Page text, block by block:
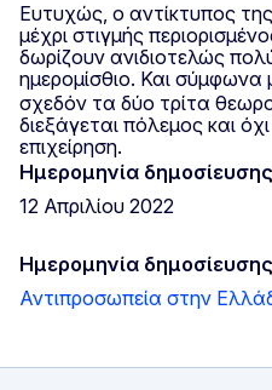
Ευτυχώς, ο αντίκτυπος
μέχρι στιγμής
δωρίζουν ανιδιοτελώς
ημερομίσθιο. Και σύμφωνα
σχεδόν τα δύο τρίτα
διεξάγεται πόλεμος και
επιχείρηση.
Ημερομηνία δημοσίευσης
12 Απριλίου 2022
Ημερομηνία δημοσίευσης
Αντιπροσωπεία στην